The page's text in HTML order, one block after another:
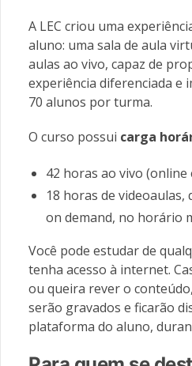
A LEC criou uma
aluno: uma sala de aula
aulas ao vivo, capaz de
experiência diferenciada e
70 alunos por turma.
O curso possui carga
42 horas ao vivo (online
18 horas de videoaulas,
on demand, no horário
Você pode estudar de
tenha acesso à internet.
ou queira rever o
serão gravados e ficarão
plataforma do aluno,